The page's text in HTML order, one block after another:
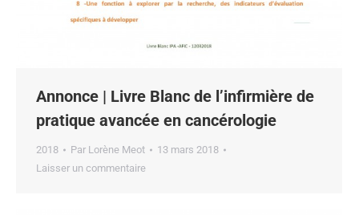
Annonce | Livre Blanc de l’infirmière de
pratique avancée en cancérologie
2018 Par Lorène Meot
13 mars 2018
Laisser un commentaire